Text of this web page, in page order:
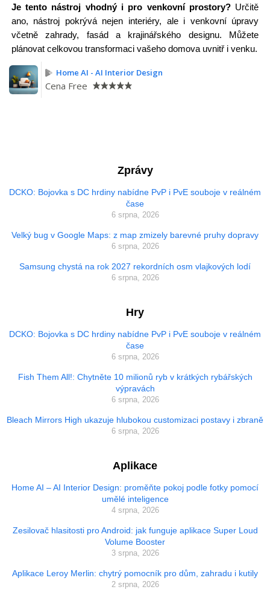
Je tento nástroj vhodný i pro venkovní prostory?Určitě
ano, nástroj pokrývá nejen interiéry, ale i venkovní úpravy
včetně zahrady, fasád a krajinářského designu. Můžete
plánovat celkovou transformaci vašeho domova uvnitř i venku.
Home AI - AI Interior Design
Cena Free
Zprávy
DCKO: Bojovka s DC hrdiny nabídne PvP i PvE souboje v reálném
čase
6 srpna, 2026
Velký bug v Google Maps: z map zmizely barevné pruhy dopravy
6 srpna, 2026
Samsung chystá na rok 2027 rekordních osm vlajkových lodí
6 srpna, 2026
Hry
DCKO: Bojovka s DC hrdiny nabídne PvP i PvE souboje v reálném
čase
6 srpna, 2026
Fish Them All!: Chytněte 10 milionů ryb v krátkých rybářských
výpravách
6 srpna, 2026
Bleach Mirrors High ukazuje hlubokou customizaci postavy i zbraně
6 srpna, 2026
Aplikace
Home AI – AI Interior Design: proměňte pokoj podle fotky pomocí
umělé inteligence
4 srpna, 2026
Zesilovač hlasitosti pro Android: jak funguje aplikace Super Loud
Volume Booster
3 srpna, 2026
Aplikace Leroy Merlin: chytrý pomocník pro dům, zahradu i kutily
2 srpna, 2026